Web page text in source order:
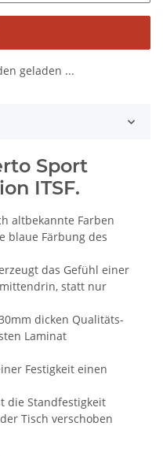
geladen ...
Sport
ITSF.
altbekannte Farben
blaue Färbung des
das Gefühl einer
statt nur
dicken Qualitäts-
Laminat
Festigkeit einen
die Standfestigkeit
Tisch verschoben